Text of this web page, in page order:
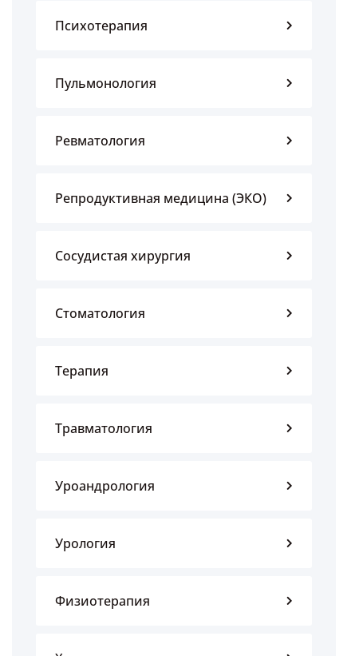
Психотерапия
Пульмонология
Ревматология
Репродуктивная медицина (ЭКО)
Сосудистая хирургия
Стоматология
Терапия
Травматология
Уроандрология
Урология
Физиотерапия